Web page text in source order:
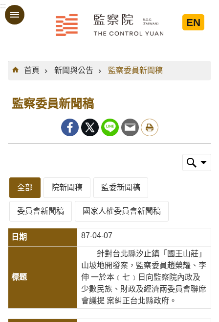
跳到主要內容區塊
:::
EN
:::
首頁
新聞與公告 監察委員新聞稿
監察委員新聞稿
全部 院新聞稿 監委新聞稿
委員會新聞稿 國家人權委員會新聞稿
87-04-07
針對台北縣汐止鎮「國王山莊」
山坡地開發案，監察委員趙榮耀、李
伸 一於本﹝七﹞日向監察院內政及
少數民族、財政及經濟兩委員會聯席
會議提 案糾正台北縣政府。